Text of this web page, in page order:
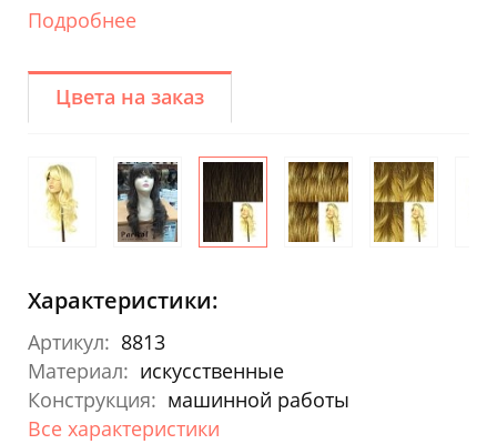
Подробнее
Цвета на заказ
Характеристики:
Артикул: 8813
Материал: искусственные
Конструкция: машинной работы
Все характеристики